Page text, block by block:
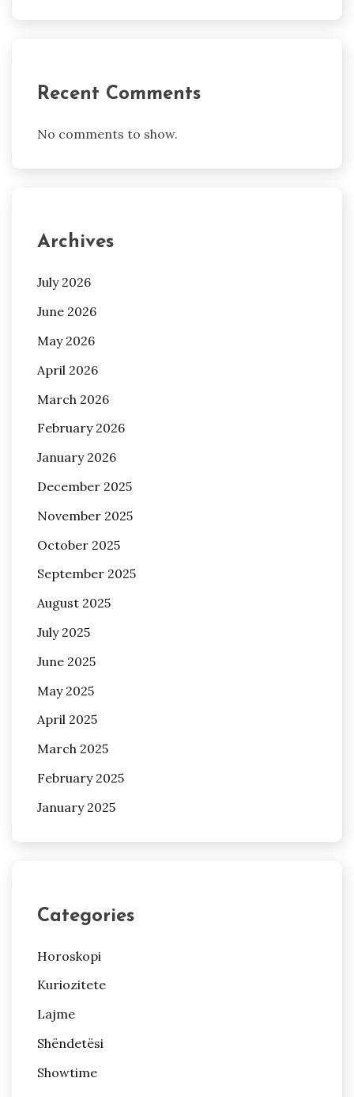
Recent Comments
No comments to show.
Archives
July 2026
June 2026
May 2026
April 2026
March 2026
February 2026
January 2026
December 2025
November 2025
October 2025
September 2025
August 2025
July 2025
June 2025
May 2025
April 2025
March 2025
February 2025
January 2025
Categories
Horoskopi
Kuriozitete
Lajme
Shëndetësi
Showtime